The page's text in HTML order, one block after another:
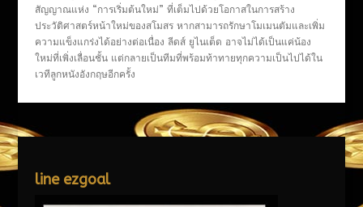
สัญญาณแห่ง “การเริ่มต้นใหม่” ที่เต็มไปด้วยโอกาสในการสร้าง
ประวัติศาสตร์หน้าใหม่ของสโมสร หากสามารถรักษาโมเมนตัมและเพิ่ม
ความแข็งแกร่งได้อย่างต่อเนื่อง ลีดส์ ยูไนเต็ด อาจไม่ได้เป็นแค่น้อง
ใหม่ที่เพิ่งเลื่อนชั้น แต่กลายเป็นทีมที่พร้อมท้าทายทุกความเป็นไปได้ใน
เวทีลูกหนังอังกฤษอีกครั้ง
line ezgoal